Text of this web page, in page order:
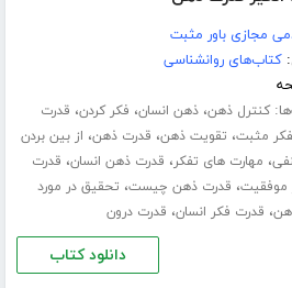
مجازی باور مثبت
کتاب‌های روانشناسی
کنترل ذهن،ذهن انسان، فکر کردن، قدرت
مثبت، تقویت ذهن، قدرت ذهن، از بین بردن
، مهارت های تفکر، قدرت ذهن انسان، قدرت
موفقیت، قدرت ذهن چیست، تحقیق در مورد
، قدرت فکر انسان، قدرت درون
دانلود کتاب